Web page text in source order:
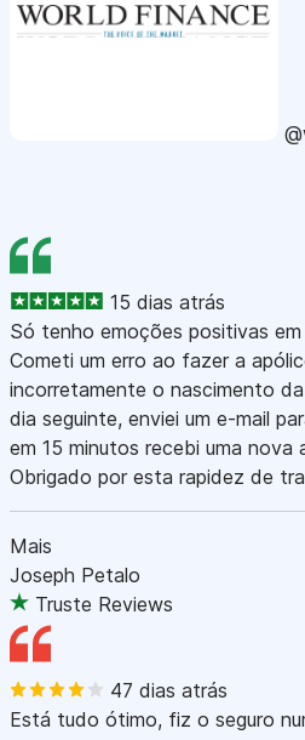
15 dias atrás
Só tenho emoções positivas
Cometi um erro ao fazer a
incorretamente o nascimento
dia seguinte, enviei um e-mail
em 15 minutos recebi uma nova
Obrigado por esta rapidez de
Mais
Joseph Petalo
Truste Reviews
47 dias atrás
Está tudo ótimo, fiz o seguro